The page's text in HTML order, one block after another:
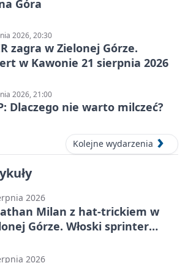
Góra
2026, 20:30
zagra w Zielonej Górze.
w Kawonie 21 sierpnia 2026
2026, 21:00
Dlaczego nie warto milczeć?
Kolejne wydarzenia
2026
Milan z hat-trickiem w
Górze. Włoski sprinter
2026